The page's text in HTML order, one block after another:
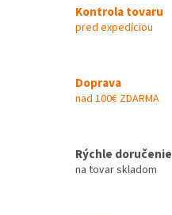
Kontrola tovaru
pred expedíciou
Doprava
nad 100€ ZDARMA
Rýchle doručenie
na tovar skladom